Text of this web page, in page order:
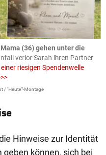
(36) gehen unter die
verlor Sarah ihren Partner
riesigen Spendenwelle
/ "Heute"-Montage
Hinweise zur Identität
können, sich bei